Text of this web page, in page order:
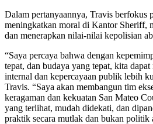
Dalam pertanyaannya, Travis berfokus
meningkatkan moral di Kantor Sheriff,
dan menerapkan nilai-nilai kepolisian
“Saya percaya bahwa dengan
tepat, dan budaya yang tepat, kita
internal dan kepercayaan publik lebih
Travis. “Saya akan membangun tim
keragaman dan kekuatan San Mateo
yang terlihat, mudah didekati, dan
praktik secara mutlak dan bukan politik